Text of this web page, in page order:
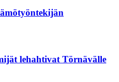
lehahtivat Törnävälle